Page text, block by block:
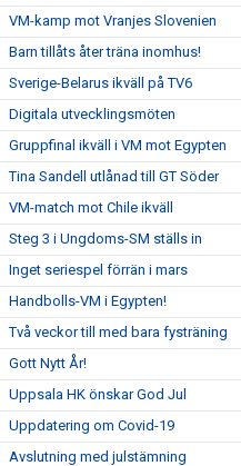
VM-kamp mot Vranjes Slovenien
Barn tillåts åter träna inomhus!
Sverige-Belarus ikväll på TV6
Digitala utvecklingsmöten
Gruppfinal ikväll i VM mot Egypten
Tina Sandell utlånad till GT Söder
VM-match mot Chile ikväll
Steg 3 i Ungdoms-SM ställs in
Inget seriespel förrän i mars
Handbolls-VM i Egypten!
Två veckor till med bara fysträning
Gott Nytt År!
Uppsala HK önskar God Jul
Uppdatering om Covid-19
Avslutning med julstämning